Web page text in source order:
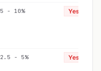
5 - 10% Yes
2.5 - 5% Yes